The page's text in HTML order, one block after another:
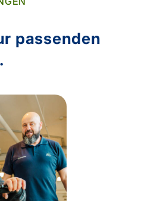
passenden